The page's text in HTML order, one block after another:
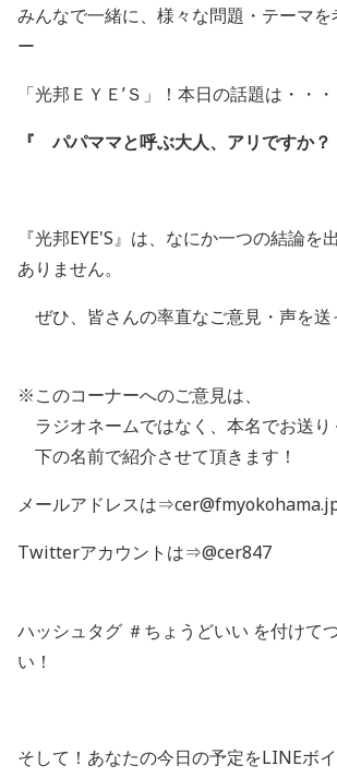
みんなで一緒に、様々な問題・テーマ
ー
「光邦ＥＹＥ’Ｓ」！本日の話題は・・・
『 パパママと呼ぶ大人、アリですか
『光邦EYE'S』は、なにか一つの結論を
ありません。
ぜひ、皆さんの率直なご意見・声を送
※このコーナーへのご意見は、
ラジオネームではなく、本名でお送り
下の名前で紹介させて頂きます！
メールアドレスは
Twitterアカウントは⇒@cer847
ハッシュタグ ＃ちょうどいい を付けて
い！
そして！あなたの今日の予定をLINEボ